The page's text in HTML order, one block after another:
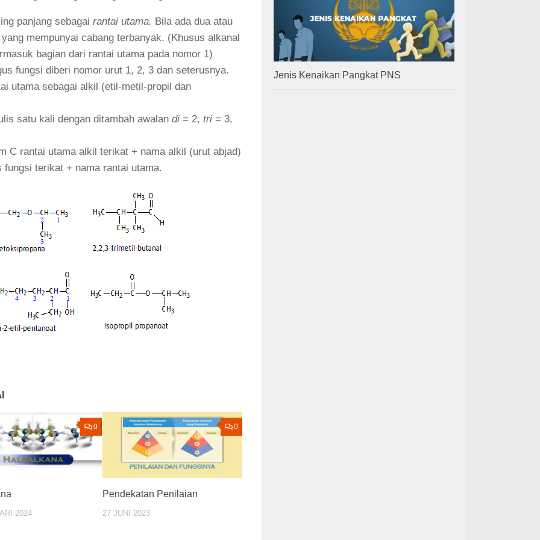
panjang sebagai rantai utama. Bila ada dua atau
mempunyai cabang terbanyak. (Khusus alkanal
bagian dari rantai utama pada nomor 1)
fungsi diberi nomor urut 1, 2, 3 dan seterusnya.
utama sebagai alkil (etil-metil-propil dan
satu kali dengan ditambah awalan di = 2, tri = 3,
C rantai utama alkil terikat + nama alkil (urut abjad)
terikat + nama rantai utama.
0
2024
0
Pendekatan Penilaian
27 JUNI 2023
Jenis Kenaikan Pangkat PNS